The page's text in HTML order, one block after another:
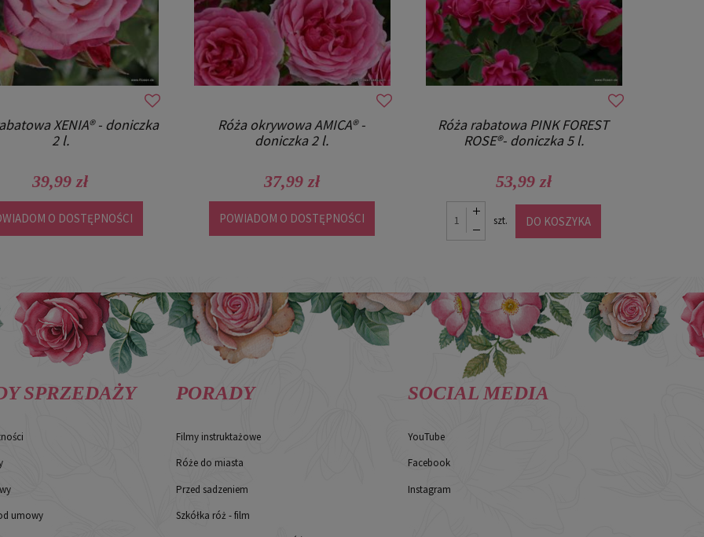
XENIA® - doniczka
2 l.
39,99 zł
O DOSTĘPNOŚCI
Róża okrywowa AMICA® -
doniczka 2 l.
37,99 zł
POWIADOM O DOSTĘPNOŚCI
Róża rabatowa PINK FOREST
ROSE®- doniczka 5 l.
53,99 zł
szt. DO KOSZYKA
SPRZEDAŻY
umowy
PORADY
Filmy instruktażowe
Róże do miasta
Przed sadzeniem
Szkółka róż - film
SOCIAL MEDIA
YouTube
Facebook
Instagram